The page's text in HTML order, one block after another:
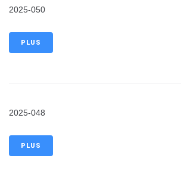
2025-050
PLUS
2025-048
PLUS